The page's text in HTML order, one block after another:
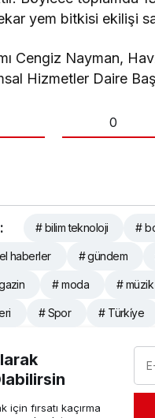
yem bitkisi ekilişi
Cengiz Nayman,
Hizmetler Daire
0
# bilim teknoloji #
haberler # gündem
# moda # müzik
# Spor # Türki̇ye
fırsatı kaçırma